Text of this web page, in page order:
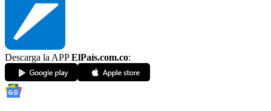
Descarga la APPElPaís.com.co: